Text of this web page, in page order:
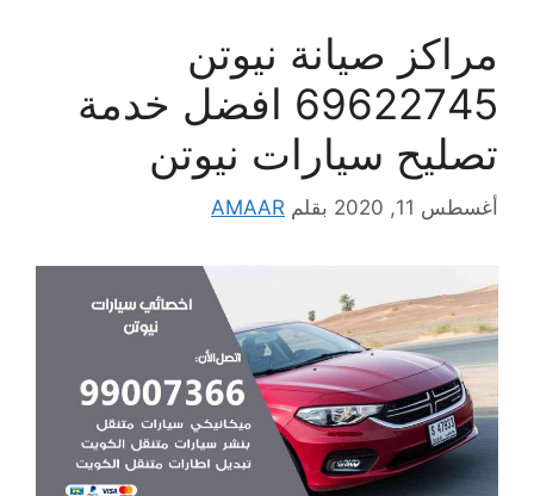
مراكز صيانة نيوتن
69622745 افضل خدمة
تصليح سيارات نيوتن
أغسطس 11, 2020 بقلم AMAAR